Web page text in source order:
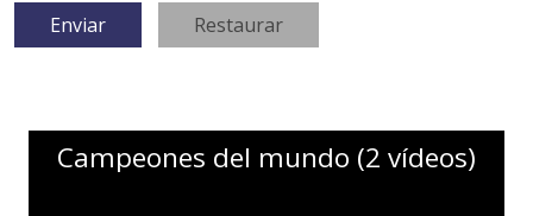
Campeones del mundo (2 vídeos)